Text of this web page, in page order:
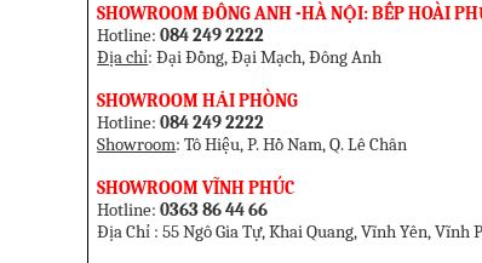
SHOWROOM ĐÔNG ANH -HÀ NỘI: BẾP HOÀI
Hotline:084 249 2222
Địa chỉ: Đại Đồng, Đại Mạch, Đông Anh
SHOWROOM HẢI PHÒNG
Hotline:084 249 2222
Showroom: Tô Hiệu, P. Hồ Nam, Q. Lê Chân
SHOWROOM VĨNH PHÚC
Hotline:0363 86 44 66
Địa Chỉ : 55 Ngô Gia Tự, Khai Quang, Vĩnh Yên, Vĩnh